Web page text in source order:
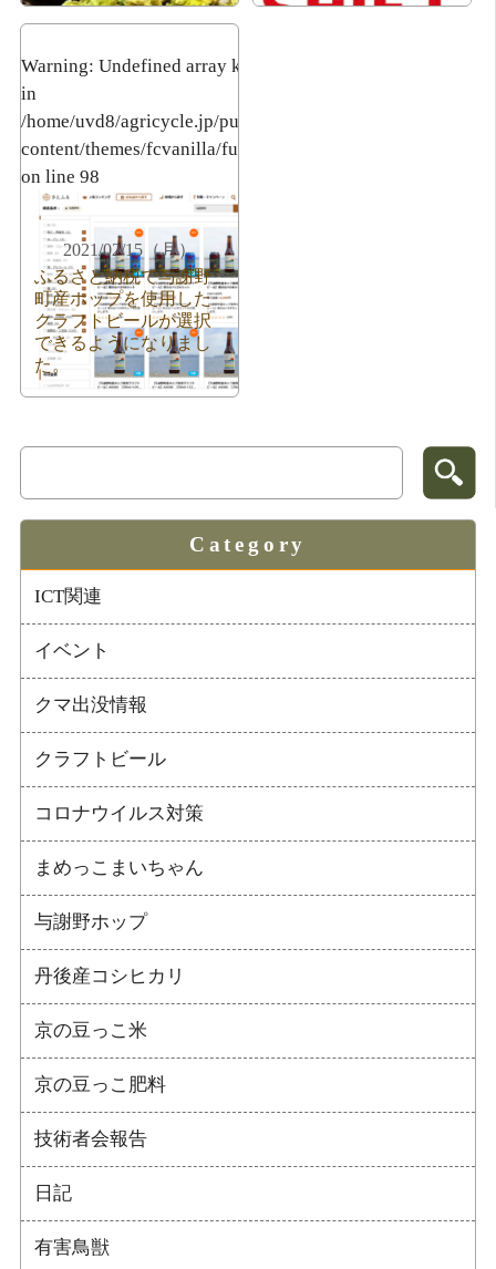
Warning: Undefined array key 3
in
/home/uvd8/agricycle.jp/public_html/wp-
content/themes/fcvanilla/functions.php
on line 98
2021/02/15（月）
ふるさと納税で与謝野
町産ホップを使用した
クラフトビールが選択
できるようになりまし
た。
Category
ICT関連
イベント
クマ出没情報
クラフトビール
コロナウイルス対策
まめっこまいちゃん
与謝野ホップ
丹後産コシヒカリ
京の豆っこ米
京の豆っこ肥料
技術者会報告
日記
有害鳥獣